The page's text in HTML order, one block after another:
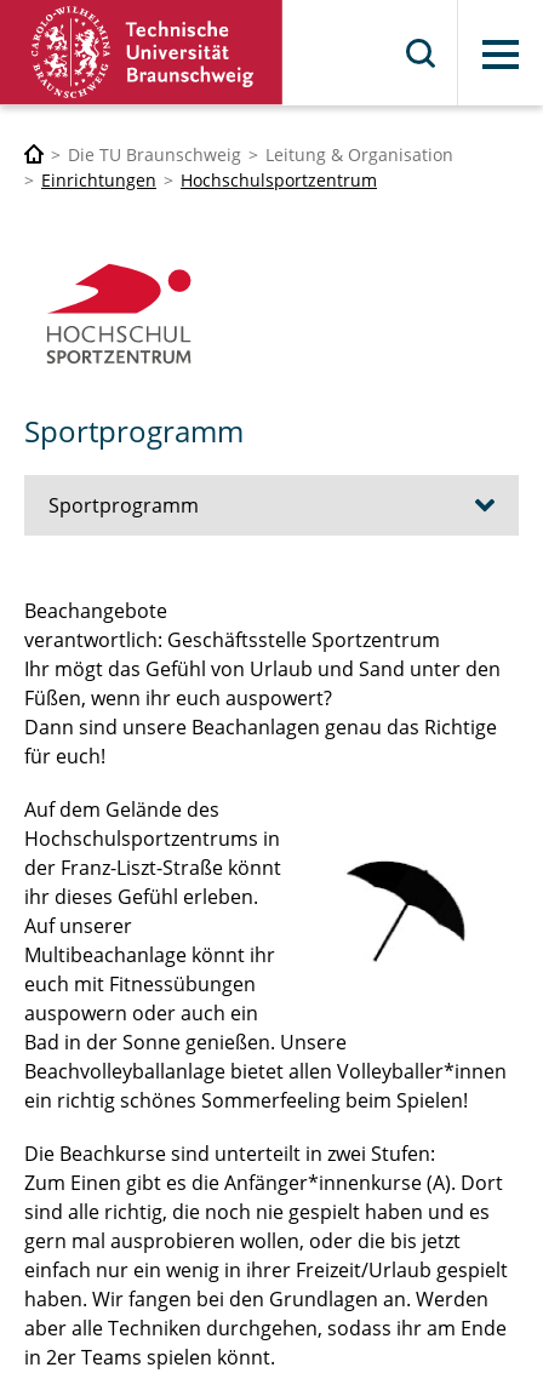
Menü
Die TU Braunschweig
Leitung & Organisation
Einrichtungen
Hochschulsportzentrum
Sportprogramm
Sportprogramm
Buchungs- und Teilnahmebedingungen
Nutzungsordnungen
Differenzierung der Sportangebote
Feedback Sportangebot
Verletzt im HSP - und nun?
Versicherungen im Sport & Studium
Beachangebote
verantwortlich: Geschäftsstelle Sportzentrum
Ihr mögt das Gefühl von Urlaub und Sand unter den
Füßen, wenn ihr euch auspowert?
Dann sind unsere Beachanlagen genau das Richtige
für euch!
Auf dem Gelände des
Hochschulsportzentrums in
der Franz-Liszt-Straße könnt
ihr dieses Gefühl erleben.
Auf unserer
Multibeachanlage könnt ihr
euch mit Fitnessübungen
auspowern oder auch ein
Bad in der Sonne genießen. Unsere
Beachvolleyballanlage bietet allen Volleyballer*innen
ein richtig schönes Sommerfeeling beim Spielen!
Die Beachkursesind unterteilt in zwei Stufen:
Zum Einen gibt es die Anfänger*innenkurse (A). Dort
sind alle richtig, die noch nie gespielt haben und es
gern mal ausprobieren wollen, oder die bis jetzt
einfach nur ein wenig in ihrer Freizeit/Urlaub gespielt
haben. Wir fangen bei den Grundlagen an. Werden
aber alle Techniken durchgehen, sodass ihr am Ende
in 2er Teams spielen könnt.